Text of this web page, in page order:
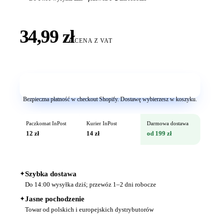
34,99 złCENA Z VAT
Bezpieczna płatność w checkout Shopify. Dostawę wybierzesz w koszyku.
Paczkomat InPost
12 zł
Kurier InPost
14 zł
Darmowa dostawa
od 199 zł
✦Szybka dostawa
Do 14:00 wysyłka dziś; przewóz 1–2 dni robocze
✦Jasne pochodzenie
Towar od polskich i europejskich dystrybutorów